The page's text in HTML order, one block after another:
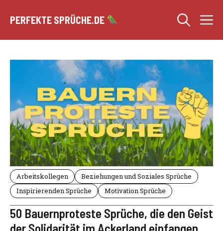
Inhalt
PERFEKTE SPRÜCHE.DE
Arbeitskollegen
Beziehungen und Soziales Sprüche
Inspirierenden Sprüche
Motivation Sprüche
50 Bauernproteste Sprüche, die den Geist
der Solidarität im Ackerland einfangen